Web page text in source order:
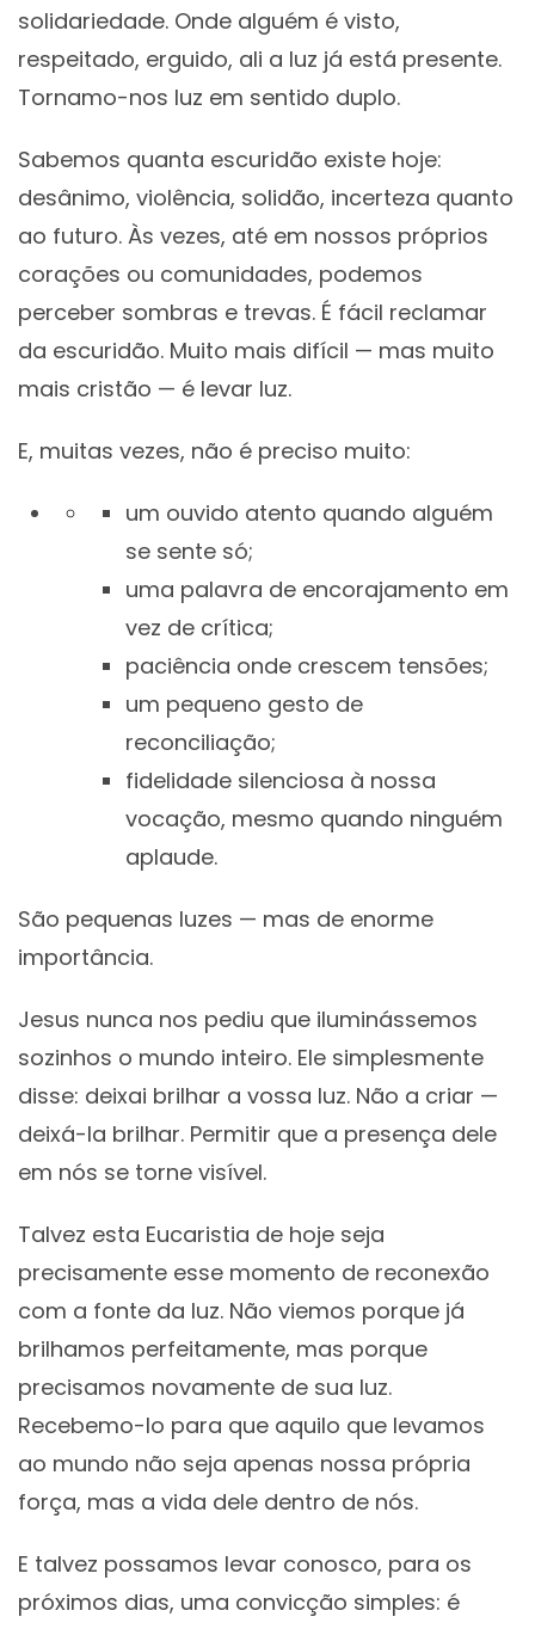
solidariedade. Onde alguém é visto,
respeitado, erguido, ali a luz já está presente.
Tornamo-nos luz em sentido duplo.
Sabemos quanta escuridão existe hoje:
desânimo, violência, solidão, incerteza quanto
ao futuro. Às vezes, até em nossos próprios
corações ou comunidades, podemos
perceber sombras e trevas. É fácil reclamar
da escuridão. Muito mais difícil — mas muito
mais cristão — é levar luz.
E, muitas vezes, não é preciso muito:
um ouvido atento quando alguém
se sente só;
uma palavra de encorajamento em
vez de crítica;
paciência onde crescem tensões;
um pequeno gesto de
reconciliação;
fidelidade silenciosa à nossa
vocação, mesmo quando ninguém
aplaude.
São pequenas luzes — mas de enorme
importância.
Jesus nunca nos pediu que iluminássemos
sozinhos o mundo inteiro. Ele simplesmente
disse: deixai brilhar a vossa luz. Não a criar —
deixá-la brilhar. Permitir que a presença dele
em nós se torne visível.
Talvez esta Eucaristia de hoje seja
precisamente esse momento de reconexão
com a fonte da luz. Não viemos porque já
brilhamos perfeitamente, mas porque
precisamos novamente de sua luz.
Recebemo-lo para que aquilo que levamos
ao mundo não seja apenas nossa própria
força, mas a vida dele dentro de nós.
E talvez possamos levar conosco, para os
próximos dias, uma convicção simples: é